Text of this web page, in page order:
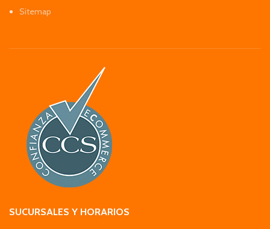
Sitemap
SUCURSALES Y HORARIOS